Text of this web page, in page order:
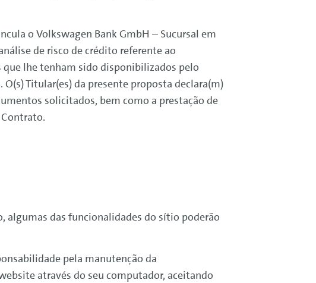
o Volkswagen BankGmbH – Sucursal em
de risco de crédito referente ao
lhe tenham sido disponibilizados pelo
Titular(es) da presente proposta declara(m)
solicitados, bem como a prestação de
algumas das funcionalidades do sítio poderão
pela manutenção da
através do seu computador, aceitando